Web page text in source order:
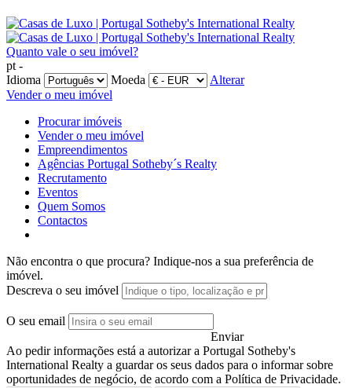
Quanto vale o seu imóvel?
pt -
Idioma
Moeda
Alterar
Vender o meu imóvel
Procurar imóveis
Vender o meu imóvel
Empreendimentos
Agências Portugal Sotheby´s Realty
Recrutamento
Eventos
Quem Somos
Contactos
Não encontra o que procura? Indique-nos a sua preferência de
imóvel.
Descreva o seu imóvel
O seu email
Enviar
Ao pedir informações está a autorizar a Portugal Sotheby's
International Realty a guardar os seus dados para o informar sobre
oportunidades de negócio, de acordo com a Política de Privacidade.